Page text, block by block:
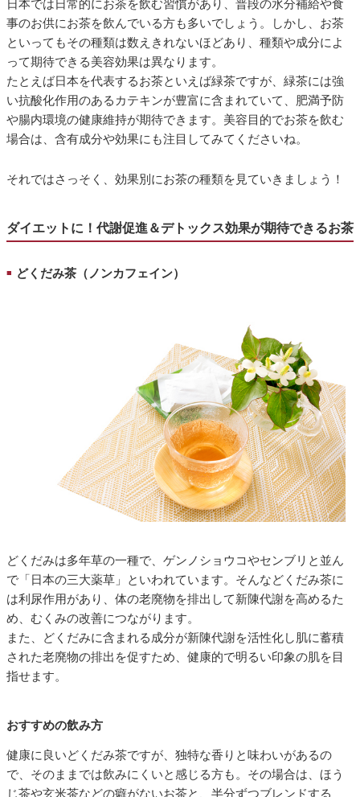
日本では日常的にお茶を飲む習慣があり、普段の水分補給や食
事のお供にお茶を飲んでいる方も多いでしょう。しかし、お茶
といってもその種類は数えきれないほどあり、種類や成分によ
って期待できる美容効果は異なります。
たとえば日本を代表するお茶といえば緑茶ですが、緑茶には強
い抗酸化作用のあるカテキンが豊富に含まれていて、肥満予防
や腸内環境の健康維持が期待できます。美容目的でお茶を飲む
場合は、含有成分や効果にも注目してみてくださいね。
それではさっそく、効果別にお茶の種類を見ていきましょう！
ダイエットに！代謝促進＆デトックス効果が期待できるお茶
■ どくだみ茶（ノンカフェイン）
どくだみは多年草の一種で、ゲンノショウコやセンブリと並ん
で「日本の三大薬草」といわれています。そんなどくだみ茶に
は利尿作用があり、体の老廃物を排出して新陳代謝を高めるた
め、むくみの改善につながります。
また、どくだみに含まれる成分が新陳代謝を活性化し肌に蓄積
された老廃物の排出を促すため、健康的で明るい印象の肌を目
指せます。
おすすめの飲み方
健康に良いどくだみ茶ですが、独特な香りと味わいがあるの
で、そのままでは飲みにくいと感じる方も。その場合は、ほう
じ茶や玄米茶などの癖がないお茶と、半分ずつブレンドする